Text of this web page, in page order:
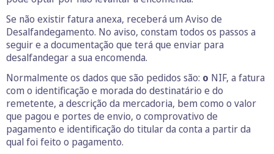
Se não existir fatura anexa, receberá um Aviso de
Desalfandegamento. No aviso, constam todos os passos a
seguir e a documentação que terá que enviar para
desalfandegar a sua encomenda.
Normalmente os dados que são pedidos são: o NIF, a fatura
com o identificação e morada do destinatário e do
remetente, a descrição da mercadoria, bem como o valor
que pagou e portes de envio, o comprovativo de
pagamento e identificação do titular da conta a partir da
qual foi feito o pagamento.